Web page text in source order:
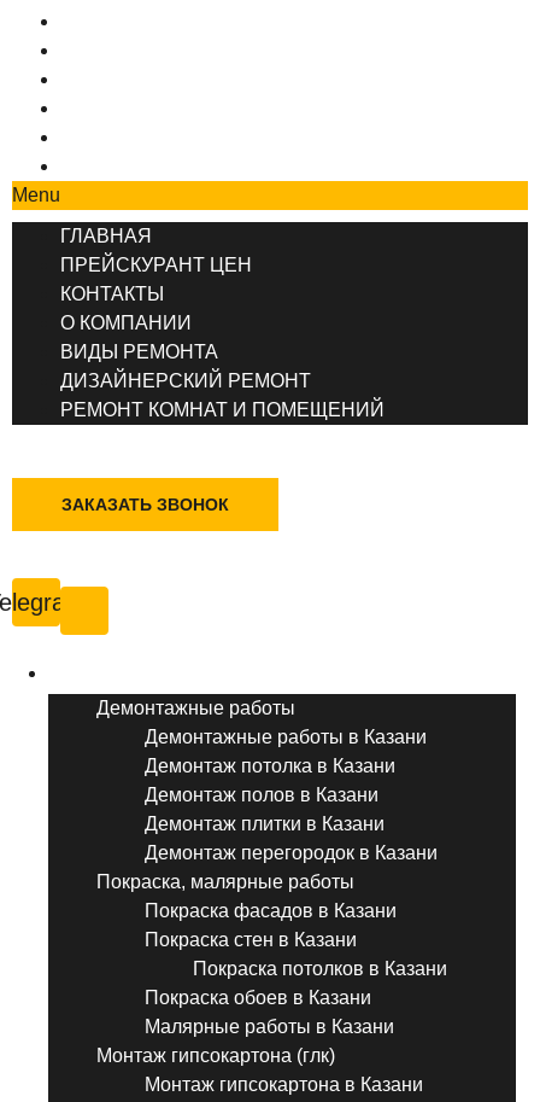
Menu
ГЛАВНАЯ
ПРЕЙСКУРАНТ ЦЕН
КОНТАКТЫ
О КОМПАНИИ
ВИДЫ РЕМОНТА
ДИЗАЙНЕРСКИЙ РЕМОНТ
РЕМОНТ КОМНАТ И ПОМЕЩЕНИЙ
ЗАКАЗАТЬ ЗВОНОК
Демонтажные работы
Демонтажные работы в Казани
Демонтаж потолка в Казани
Демонтаж полов в Казани
Демонтаж плитки в Казани
Демонтаж перегородок в Казани
Покраска, малярные работы
Покраска фасадов в Казани
Покраска стен в Казани
Покраска потолков в Казани
Покраска обоев в Казани
Малярные работы в Казани
Монтаж гипсокартона (глк)
Монтаж гипсокартона в Казани